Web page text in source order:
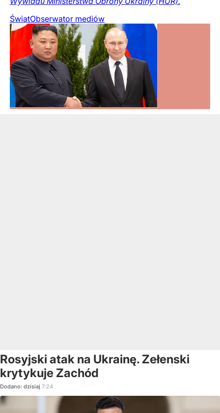
ŚwiatObserwator mediów
Rosyjski atak na Ukrainę. Zełenski
krytykuje Zachód
Dodano: dzisiaj 7:24